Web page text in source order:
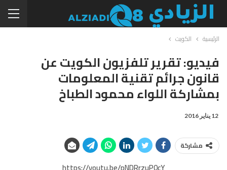
الرئيسية الكويت
فيديو: تقرير تلفزيون الكويت عن
قانون جرائم تقنية المعلومات
بمشاركة اللواء محمود الطباخ
12 يناير 2016
مشاركة